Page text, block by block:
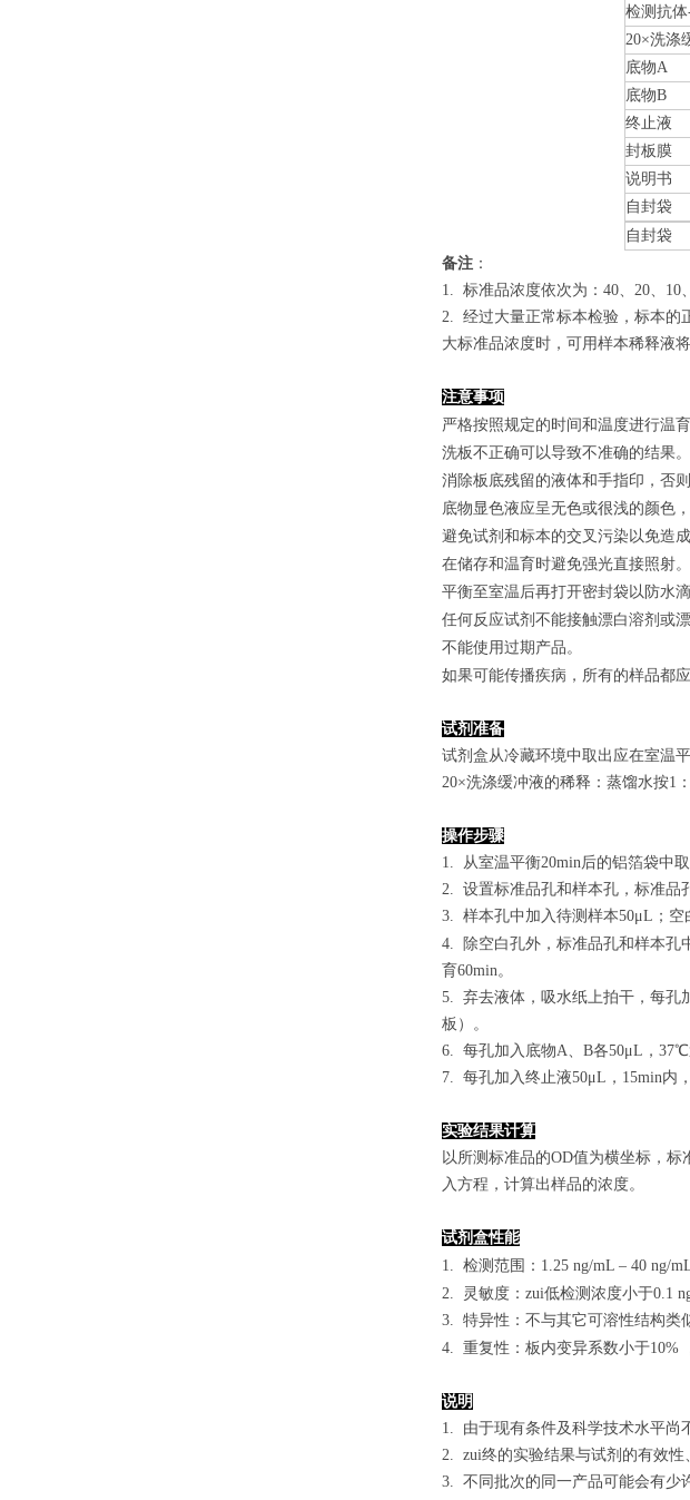
检测抗体
20×洗涤
底物A
底物B
终止液
封板膜
说明书
自封袋
自封袋
备注 ：
1. 标准品浓度依次为：40、20、10
2. 经过大量正常标本检验，标本的
大标准品浓度时，可用样本稀释液
注意事项
严格按照规定的时间和温度进行温
洗板不正确可以导致不准确的结果
消除板底残留的液体和手指印，否则
底物显色液应呈无色或很浅的颜色
避免试剂和标本的交叉污染以免造成
在储存和温育时避免强光直接照射。
平衡至室温后再打开密封袋以防水
任何反应试剂不能接触漂白溶剂或
不能使用过期产品。
如果可能传播疾病，所有的样品都
试剂准备
试剂盒从冷藏环境中取出应在室温
20×洗涤缓冲液的稀释：蒸馏水按1
操作步骤
1. 从室温平衡20min后的铝箔袋中
2. 设置标准品孔和样本孔，标准品
3. 样本孔中 加 入待测样本50μL；空
4.
除空白孔外，标准品孔和样本
育60min。
5. 弃去液体，吸水纸上拍干，每孔
板）。
6. 每孔加入底物A、B各50μL，37℃
7. 每孔加入终止液50μL，15min内
实验结果计算
以所测标准品的OD值为横坐标， 标
入方程，计算出样品的浓度。
试剂盒性能
1. 检测范围 ： 1.25 ng/mL – 40 ng/
2. 灵敏度：zui低检测浓度小于0.1
3. 特异性：不与其它可溶性结构类
4. 重复性：板内变异系数小于10%
说明
1. 由于现有条件及科学技术水平尚
2. zui终的实验结果与试剂的有效性
3. 不同批次的同一产品可能会有少